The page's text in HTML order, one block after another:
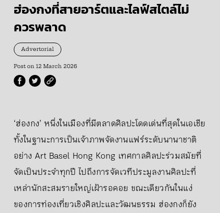
ฮ่องกงที่สายอาร์ตและไลฟ์สไตล์ไม่
ควรพลาด
Advertorial
Post on 12 March 2026
‘ฮ่องกง’ หนึ่งในเมืองที่มีตลาดศิลปะโดดเด่นที่สุดในเอเชีย
ทั้งในฐานะการเป็นเจ้าภาพจัดงานแฟร์ระดับนานาชาติ
อย่าง Art Basel Hong Kong เทศกาลศิลปะร่วมสมัยที่
จัดเป็นประจำทุกปี ไปถึงการจัดเวทีประมูลงานศิลปะที่
เหล่านักสะสมรายใหญ่เฝ้ารอคอย ขณะเดียวกันในแง่
ของการท่องเที่ยวเชิงศิลปะและวัฒนธรรม ฮ่องกงก็ยัง